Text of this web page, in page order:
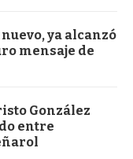
ya alcanzó
mensaje de
González
entre